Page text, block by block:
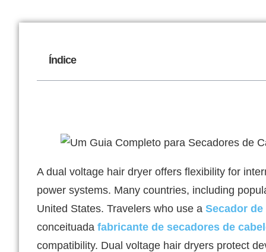
Índice
A dual voltage hair dryer offers flexibility for
power systems. Many countries, including
United States. Travelers who use a Secador de
conceituada fabricante de secadores de
compatibility. Dual voltage hair dryers protect